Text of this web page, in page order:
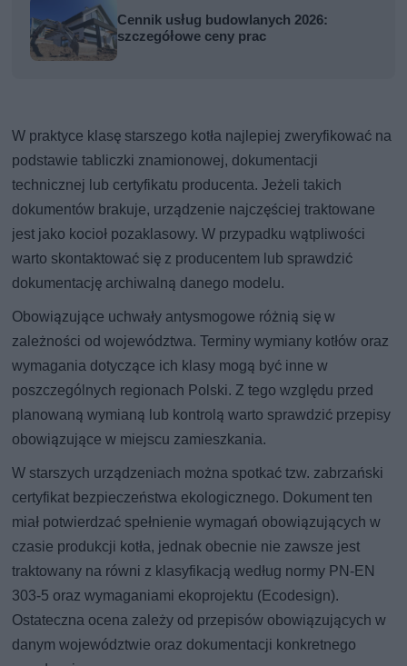
Cennik usług budowlanych 2026:
szczegółowe ceny prac
W praktyce klasę starszego kotła najlepiej zweryfikować na
podstawie tabliczki znamionowej, dokumentacji
technicznej lub certyfikatu producenta. Jeżeli takich
dokumentów brakuje, urządzenie najczęściej traktowane
jest jako kocioł pozaklasowy. W przypadku wątpliwości
warto skontaktować się z producentem lub sprawdzić
dokumentację archiwalną danego modelu.
Obowiązujące uchwały antysmogowe różnią się w
zależności od województwa. Terminy wymiany kotłów oraz
wymagania dotyczące ich klasy mogą być inne w
poszczególnych regionach Polski. Z tego względu przed
planowaną wymianą lub kontrolą warto sprawdzić przepisy
obowiązujące w miejscu zamieszkania.
W starszych urządzeniach można spotkać tzw. zabrzański
certyfikat bezpieczeństwa ekologicznego. Dokument ten
miał potwierdzać spełnienie wymagań obowiązujących w
czasie produkcji kotła, jednak obecnie nie zawsze jest
traktowany na równi z klasyfikacją według normy PN-EN
303-5 oraz wymaganiami ekoprojektu (Ecodesign).
Ostateczna ocena zależy od przepisów obowiązujących w
danym województwie oraz dokumentacji konkretnego